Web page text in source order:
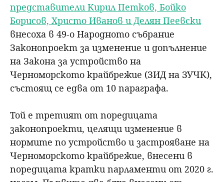
представители Кирил Петков, Бойко
Борисов, Христо Иванов и Делян Пеевски
внесоха в 49-о Народното събрание
Законопроект за изменение и допълнение
на Закона за устройство на
Черноморското крайбрежие (ЗИД на ЗУЧК),
състоящ се едва от 10 параграфа.
Той е третият от поредицата
законопроекти, целящи изменение в
нормите по устройство и застрояване на
Черноморското крайбрежие, внесени в
поредицата кратки парламенти от 2020 г.